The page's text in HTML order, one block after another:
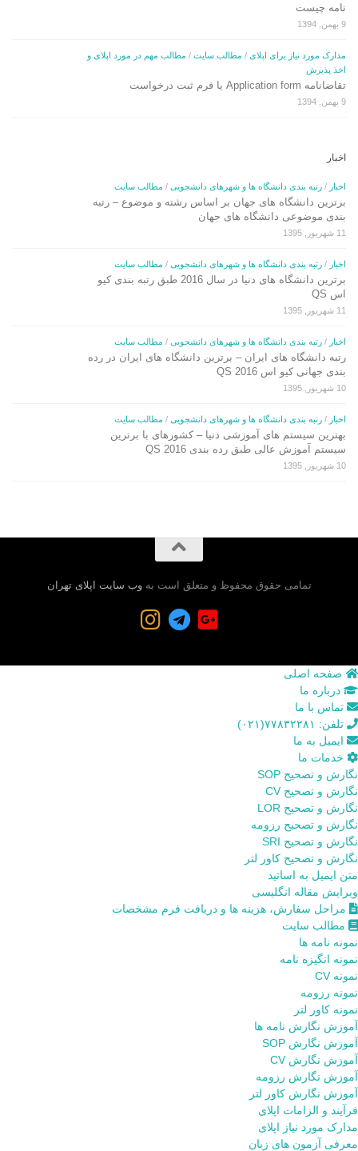
نامه چیست
9 بهمن, 1394
مدارک مورد نیاز برای اپلای / مطالب سایت / مطالب مهم در مورد اپلای و
اخذ پذیرش
تقاضانامه Application form یا فرم ثبت درخواست
9 بهمن, 1394
اخبار
اخبار / رتبه بندی دانشگاه ها و شهرهای دانشجویی / مطالب سایت
برترین دانشگاه های جهان بر اساس رشته و موضوع – رتبه
بندی موضوعی دانشگاه های جهان
11 شهریور, 1395
اخبار / رتبه بندی دانشگاه ها و شهرهای دانشجویی / مطالب سایت
برترین دانشگاه های دنیا در سال 2016 طبق رتبه بندی کیو
اس QS
11 شهریور, 1395
اخبار / رتبه بندی دانشگاه ها و شهرهای دانشجویی / مطالب سایت
رتبه دانشگاه های ایران – برترین دانشگاه های ایران در رده
بندی جهانی کیو اس QS 2016
10 شهریور, 1395
اخبار / رتبه بندی دانشگاه ها و شهرهای دانشجویی / مطالب سایت
بهترین سیستم های آموزشی دنیا – کشورهای با برترین
سیستم آموزش عالی طبق رده بندی QS 2016
10 شهریور, 1395
تمامی حقوق محفوظ و متعلق است بهوب سایت اپلای تهران
صفحه اصلی
درباره ما
تماس با ما
تلفن: ۷۷۸۳۲۲۸۱(۰۲۱)
ایمیل به ما
خدمات ما
نگارش و تصحیح SOP
نگارش و تصحیح CV
نگارش و تصحیح LOR
نگارش و تصحیح رزومه
نگارش و تصحیح SRI
نگارش و تصحیح کاور لتر
متن ایمیل به اساتید
ویرایش مقاله انگلیسی
مراحل سفارش، هزینه ها و دریافت فرم مشخصات
مطالب سایت
نمونه نامه ها
نمونه انگیزه نامه
نمونه CV
نمونه رزومه
نمونه کاور لتر
آموزش نگارش نامه ها
آموزش نگارش SOP
آموزش نگارش CV
آموزش نگارش رزومه
آموزش نگارش کاور لتر
فرآیند و الزامات اپلای
مدارک مورد نیاز اپلای
معرفی آزمون های زبان